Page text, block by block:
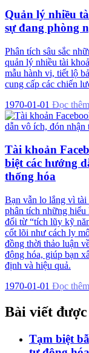
Quản lý nhiều
sự đang phòng
Phân tích sâu sắc
quản lý nhiều tài
mẫu hành vi, tiết lộ
cung cấp các chiến
1970-01-01 Đọc
Tài khoản
biệt các hướng
thống hóa
Bạn vẫn lo lắng vì tài
phân tích những hiểu
đổi từ “tích lũy kỹ
cốt lõi như cách ly
đồng thời thảo luận
động hóa, giúp bạn
định và hiệu quả.
1970-01-01 Đọc
Bài viết
Tạm biệt